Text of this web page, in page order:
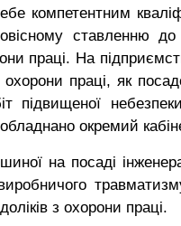
компетентним
ставленню
праці. На
праці, як
підвищеної
окремий
на посаді
з охорони праці.